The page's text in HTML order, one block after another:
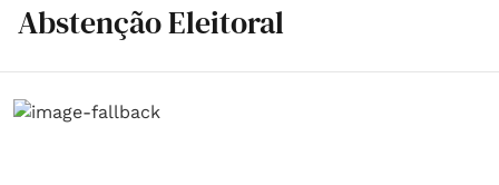
Abstenção Eleitoral